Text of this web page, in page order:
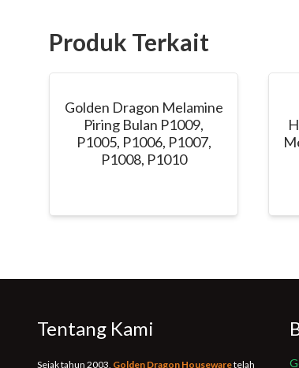
Produk Terkait
Golden Dragon Melamine
Piring Bulan P1009,
P1005, P1006, P1007,
P1008, P1010
Tentang Kami
Sejak tahun 2003, Golden Dragon Housewaretelah